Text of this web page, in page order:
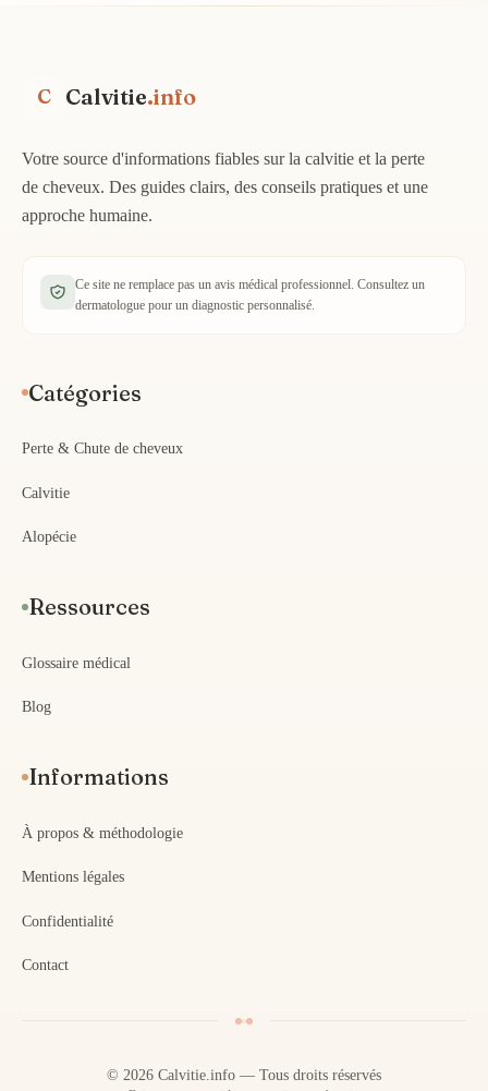
C Calvitie.info
Votre source d'informations fiables sur la calvitie et la perte
de cheveux. Des guides clairs, des conseils pratiques et une
approche humaine.
Ce site ne remplace pas un avis médical professionnel. Consultez un
dermatologue pour un diagnostic personnalisé.
Catégories
Perte & Chute de cheveux
Calvitie
Alopécie
Ressources
Glossaire médical
Blog
Informations
À propos & méthodologie
Mentions légales
Confidentialité
Contact
© 2026 Calvitie.info — Tous droits réservés